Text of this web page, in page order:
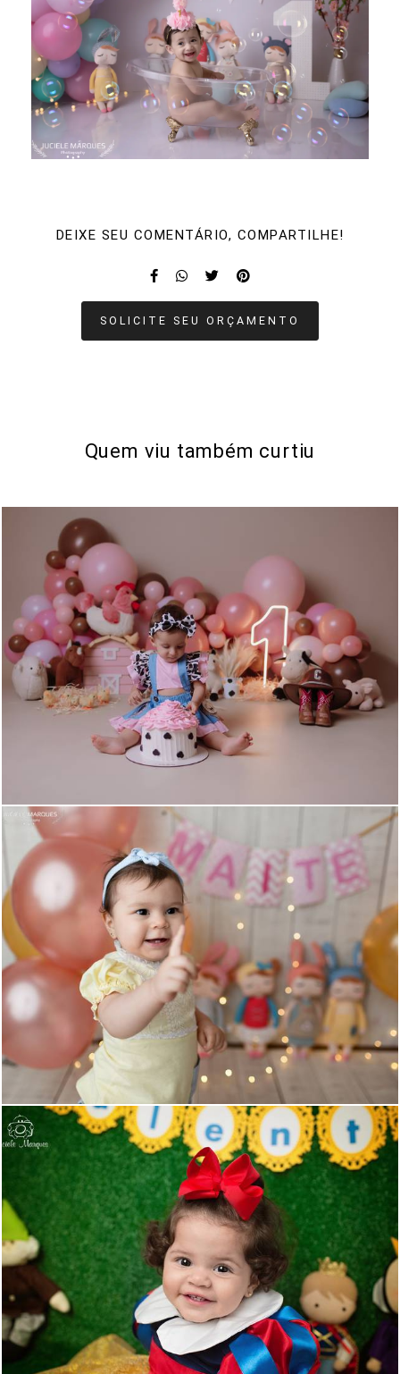
DEIXE SEU COMENTÁRIO, COMPARTILHE!
SOLICITE SEU ORÇAMENTO
Quem viu também curtiu
370 0
1070 0
1321 0